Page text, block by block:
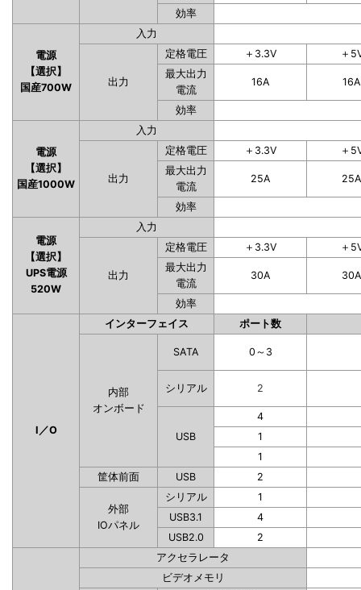
効率
電源
【選択】
国産700W
入力
出力
定格電圧 ＋3.3V
＋
最大出力
電流
16A 16A
効率
電源
【選択】
国産1000W
入力
出力
定格電圧 ＋3.3V
＋
最大出力
電流
25A 25A
効率
電源
【選択】
UPS電源
520W
入力
出力
定格電圧 ＋3.3V
＋
最大出力
電流
30A 30A
効率
I／O
インターフェイス ポート数
内部
オンボード
SATA 0～3
シリアル 2
USB
4
1
1
筐体前面
USB 2
外部
IOパネル
シリアル
1
USB3.1
4
USB2.0
2
アクセラレータ
ビデオメモリ